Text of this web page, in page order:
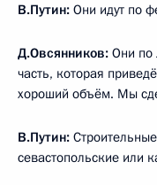
В.Путин: Они идут по
Д.Овсянников: Они по
часть, которая
хороший объём. Мы
В.Путин:
севастопольские или